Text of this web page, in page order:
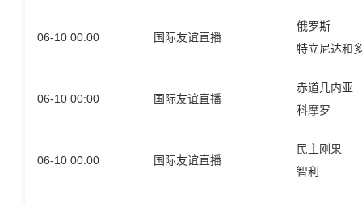
06-10 00:00 国际友谊直播
俄罗斯
特立尼达和
06-10 00:00 国际友谊直播
赤道几内亚
科摩罗
06-10 00:00 国际友谊直播
民主刚果
智利